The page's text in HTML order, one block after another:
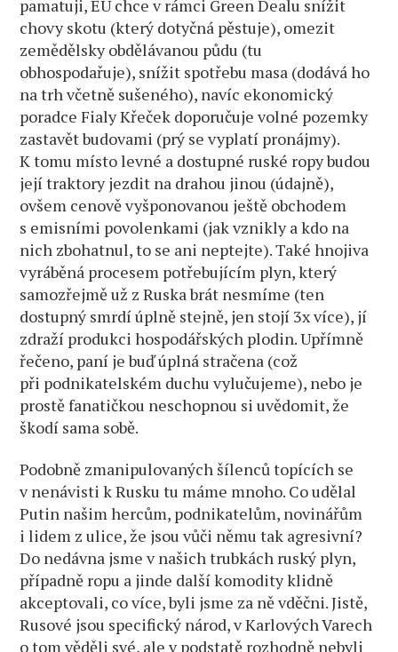
pamatuji, EU chce v rámci Green Dealu snížit
chovy skotu (který dotyčná pěstuje), omezit
zemědělsky obdělávanou půdu (tu
obhospodařuje), snížit spotřebu masa (dodává ho
na trh včetně sušeného), navíc ekonomický
poradce Fialy Křeček doporučuje volné pozemky
zastavět budovami (prý se vyplatí pronájmy).
K tomu místo levné a dostupné ruské ropy budou
její traktory jezdit na drahou jinou (údajně),
ovšem cenově vyšponovanou ještě obchodem
s emisními povolenkami (jak vznikly a kdo na
nich zbohatnul, to se ani neptejte). Také hnojiva
vyráběná procesem potřebujícím plyn, který
samozřejmě už z Ruska brát nesmíme (ten
dostupný smrdí úplně stejně, jen stojí 3x více), jí
zdraží produkci hospodářských plodin. Upřímně
řečeno, paní je buď úplná stračena (což
při podnikatelském duchu vylučujeme), nebo je
prostě fanatičkou neschopnou si uvědomit, že
škodí sama sobě.
Podobně zmanipulovaných šílenců topících se
v nenávisti k Rusku tu máme mnoho. Co udělal
Putin našim hercům, podnikatelům, novinářům
i lidem z ulice, že jsou vůči němu tak agresivní?
Do nedávna jsme v našich trubkách ruský plyn,
případně ropu a jinde další komodity klidně
akceptovali, co více, byli jsme za ně vděčni. Jistě,
Rusové jsou specifický národ, v Karlových Varech
o tom věděli své, ale v podstatě rozhodně nebyli